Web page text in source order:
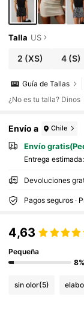
Talla US
2 (XS) 4(S)
Guía de Tallas
¿No es tu talla? Dinos
Envío a Chile
Envío
Entrega estimada:
Devoluciones
Pagos seguros ·
4,63
Pequeña
8%
sin olor(5)